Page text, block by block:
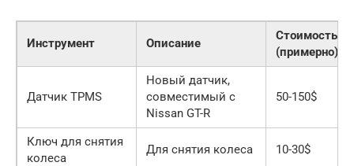
Инструмент Описание
Стоимость
(примерно)
Датчик TPMS
Новый датчик,
совместимый с
Nissan GT-R
50-150$
Ключ для снятия
колеса
Для снятия колеса 10-30$